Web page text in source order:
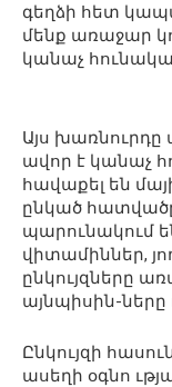
գեղձի հետ
մենք առաջար
կանաչ
Այս
ավոր է կանաչ
հավաքել են
ընկած
պարունակում
վիտամիններ,
ընկույզները
այնպիսին-ները
Ընկույզի
ասեղի օգնո